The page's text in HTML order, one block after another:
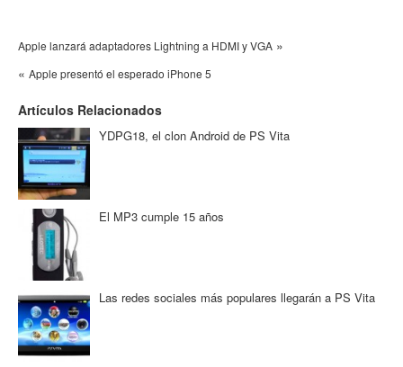
Apple lanzará adaptadores Lightning a HDMI y VGA »
« Apple presentó el esperado iPhone 5
Artículos Relacionados
YDPG18, el clon Android de PS Vita
El MP3 cumple 15 años
Las redes sociales más populares llegarán a PS Vita